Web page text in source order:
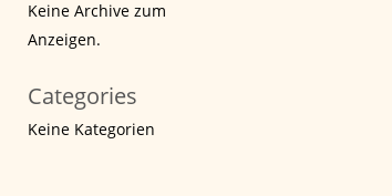
Keine Archive zum
Anzeigen.
Categories
Keine Kategorien